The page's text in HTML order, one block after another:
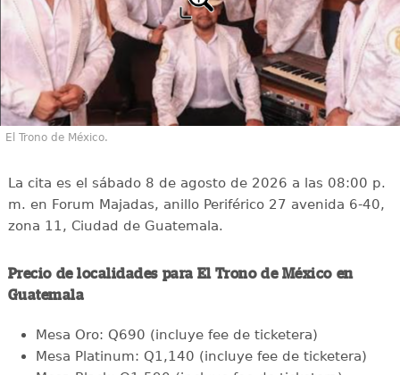
El Trono de México.
La cita es el sábado 8 de agosto de 2026 a las 08:00 p.
m. en Forum Majadas, anillo Periférico 27 avenida 6-40,
zona 11, Ciudad de Guatemala.
Precio de localidades para El Trono de México en
Guatemala
Mesa Oro: Q690 (incluye fee de ticketera)
Mesa Platinum: Q1,140 (incluye fee de ticketera)